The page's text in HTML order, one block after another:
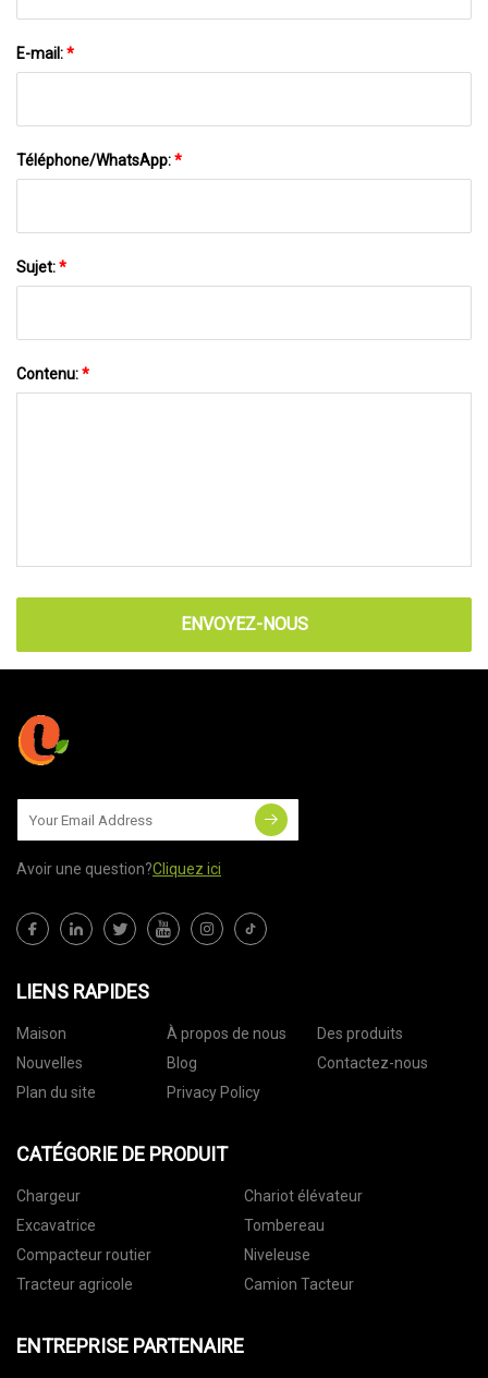
E-mail:*
Téléphone/WhatsApp:*
Sujet:*
Contenu:*
ENVOYEZ-NOUS
Avoir une question?Cliquez ici
LIENS RAPIDES
Maison À propos de nous
Des produits
Nouvelles
Blog
Contactez-nous
Plan du site
Privacy Policy
CATÉGORIE DE PRODUIT
Chargeur
Chariot élévateur
Excavatrice
Tombereau
Compacteur routier
Niveleuse
Tracteur agricole
Camion Tacteur
ENTREPRISE PARTENAIRE